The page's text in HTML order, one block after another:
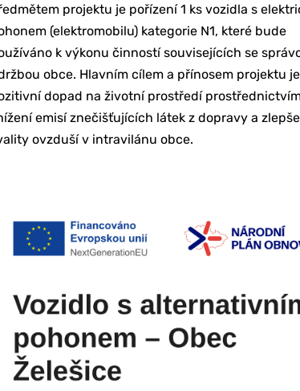
projektu je pořízení 1 ks vozidla s
(elektromobilu) kategorie N1, které bude
k výkonu činností souvisejících se
obce. Hlavním cílem a přínosem projektu je
dopad na životní prostředí
emisí znečišťujících látek z dopravy a
ovzduší v intravilánu obce.